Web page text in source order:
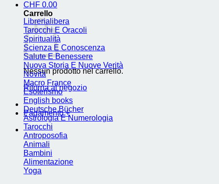
CHF 0.00
Carrello
Nessun prodotto nel carrello.
Ritorna al negozio
Pagamento +
Librerialibera
Tarocchi E Oracoli
Spiritualità
Scienza E Conoscenza
Salute E Benessere
Nuova Storia E Nuove Verità
Novità
Macro France
Esoterismo
English books
Deutsche Bücher
Astrologia E Numerologia
Tarocchi
Antroposofia
Animali
Bambini
Alimentazione
Yoga